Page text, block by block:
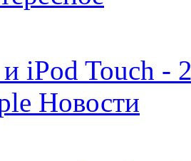
iPod Touch -
Новости